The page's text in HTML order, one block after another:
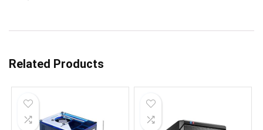
Related Products